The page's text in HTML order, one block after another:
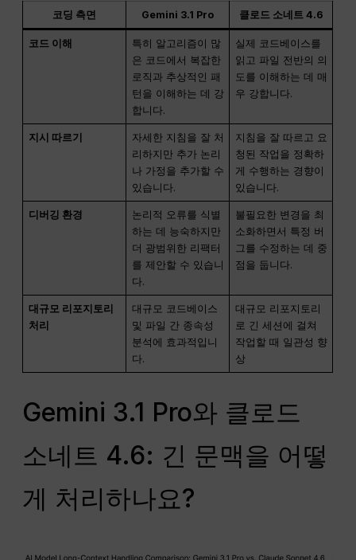
코딩 측면 Gemini 3.1 Pro 클로드 소네트 4.6
코드 이해
특히 알고리즘이 많
은 코드에서 복잡한
로직과 추상적인 패
턴을 이해하는 데 강
합니다.
실제 코드베이스를
읽고 파일 전반의 의
도를 이해하는 데 매
우 강합니다.
지시 따르기
자세한 지침을 잘 처
리하지만 추가 논리
나 가정을 추가할 수
있습니다.
지침을 잘 따르고 요
청된 작업을 정확하
게 수행하는 경향이
있습니다.
디버깅 환경
논리적 오류를 식별
하는 데 능숙하지만
더 광범위한 리팩터
를 제안할 수 있습니
다.
불필요한 변경을 최
소화하면서 특정 버
그를 수정하는 데 중
점을 둡니다.
대규모 리포지토리
처리
대규모 코드베이스
및 파일 간 종속성
분석에 효과적입니
다.
대규모 리포지토리
로 긴 세션에 걸쳐
작업할 때 일관성 향
상
Gemini 3.1 Pro와 클로드
소네트 4.6: 긴 문맥을 어떻
게 처리하나요?